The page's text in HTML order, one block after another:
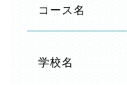
コース名
学校名